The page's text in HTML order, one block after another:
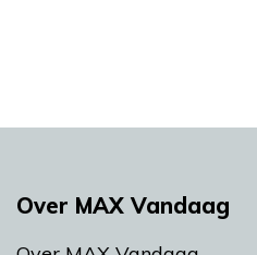
Over MAX Vandaag